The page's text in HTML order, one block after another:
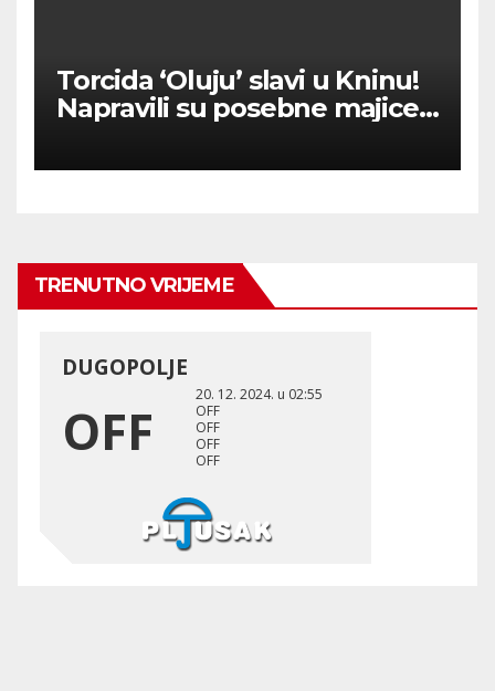
Torcida ‘Oluju’ slavi u Kninu!
Napravili su posebne majice
TRENUTNO VRIJEME